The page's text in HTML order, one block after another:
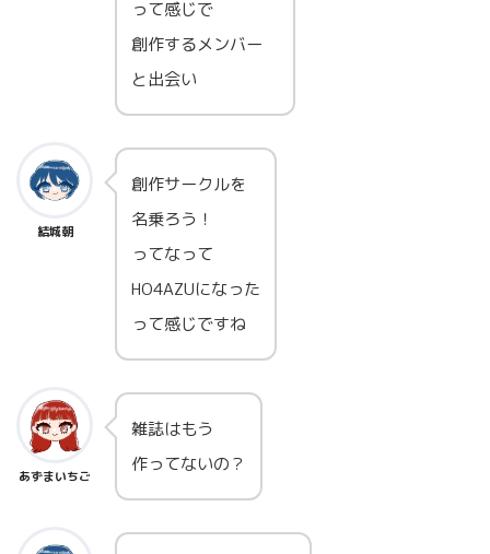
って感じで
創作するメンバー
と出会い
結城朝
創作サークルを
名乗ろう！
ってなって
HO4AZUになった
って感じですね
あずまいちご
雑誌はもう
作ってないの？